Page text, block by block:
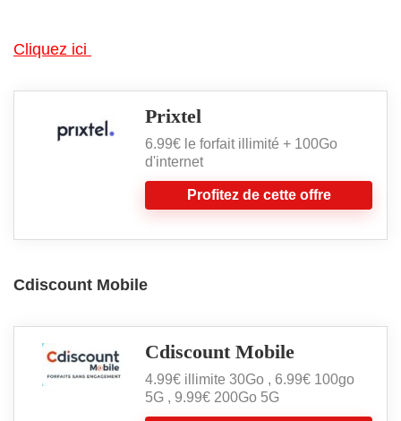
Cliquez ici
Prixtel
6.99€ le forfait illimité + 100Go
d'internet
Profitez de cette offre
Cdiscount Mobile
Cdiscount Mobile
4.99€ illimite 30Go , 6.99€ 100go
5G , 9.99€ 200Go 5G